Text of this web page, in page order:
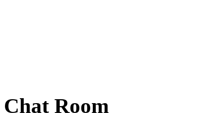
Chat Room